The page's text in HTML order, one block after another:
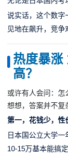
说实话，这个数字
见地在飙升，竞争
热度暴涨
高？
或许有人会问：怎
想想，答案并不复
第一，花钱少，性
日本国公立大学
10-15万基本能搞定